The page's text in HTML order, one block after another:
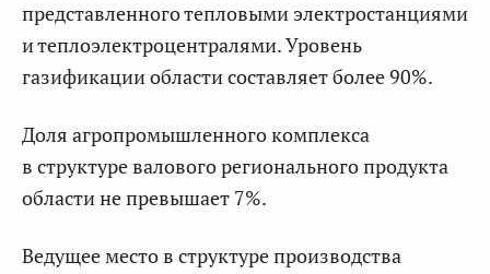
представленного тепловыми электростанциями
и теплоэлектроцентралями. Уровень
газификации области составляет более 90%.
Доля агропромышленного комплекса
в структуре валового регионального продукта
области не превышает 7%.
Ведущее место в структуре производства